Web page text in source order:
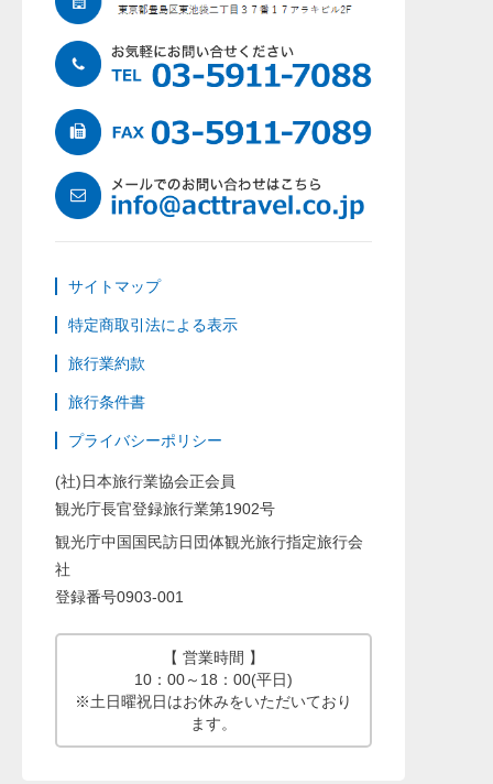
サイトマップ
特定商取引法による表示
旅行業約款
旅行条件書
プライバシーポリシー
(社)日本旅行業協会正会員
観光庁長官登録旅行業第1902号
観光庁中国国民訪日団体観光旅行指定旅行会
社
登録番号0903-001
【 営業時間 】
10：00～18：00(平日)
※土日曜祝日はお休みをいただいており
ます。